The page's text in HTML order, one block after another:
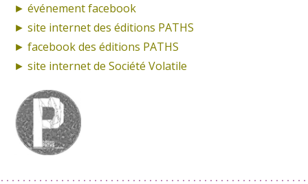
► événementfacebook
► site internetdes éditions PATHS
► facebookdes éditions PATHS
► site internet de Société Volatile